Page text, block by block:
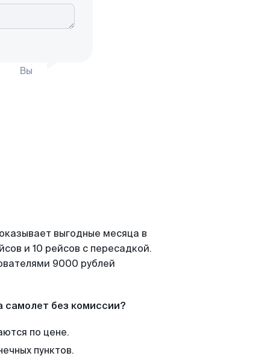
Вы
выгодные месяца в
и 10 рейсов с пересадкой.
9000 рублей
самолет без комиссии?
по цене.
пунктов.